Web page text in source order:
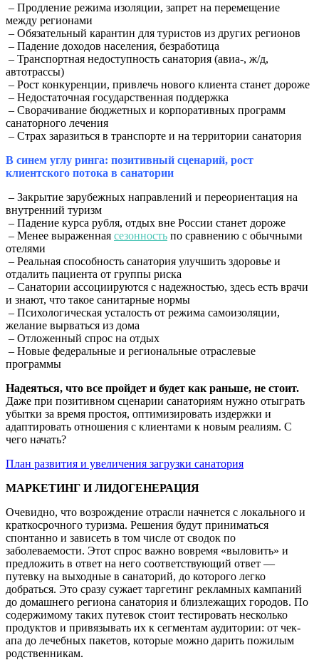
– Продление режима изоляции, запрет на перемещение
между регионами
– Обязательный карантин для туристов из других регионов
– Падение доходов населения, безработица
– Транспортная недоступность санатория (авиа-, ж/д,
автотрассы)
– Рост конкуренции, привлечь нового клиента станет дороже
– Недостаточная государственная поддержка
– Сворачивание бюджетных и корпоративных программ
санаторного лечения
– Страх заразиться в транспорте и на территории санатория
В синем углу ринга: позитивный сценарий, рост
клиентского потока в санатории
– Закрытие зарубежных направлений и переориентация на
внутренний туризм
– Падение курса рубля, отдых вне России станет дороже
– Менее выраженная сезонность по сравнению с обычными
отелями
– Реальная способность санатория улучшить здоровье и
отдалить пациента от группы риска
– Санатории ассоциируются с надежностью, здесь есть врачи
и знают, что такое санитарные нормы
– Психологическая усталость от режима самоизоляции,
желание вырваться из дома
– Отложенный спрос на отдых
– Новые федеральные и региональные отраслевые
программы
Надеяться, что все пройдет и будет как раньше, не стоит.
Даже при позитивном сценарии санаториям нужно отыграть
убытки за время простоя, оптимизировать издержки и
адаптировать отношения с клиентами к новым реалиям. С
чего начать?
План развития и увеличения загрузки санатория
МАРКЕТИНГ И ЛИДОГЕНЕРАЦИЯ
Очевидно, что возрождение отрасли начнется с локального и
краткосрочного туризма. Решения будут приниматься
спонтанно и зависеть в том числе от сводок по
заболеваемости. Этот спрос важно вовремя «выловить» и
предложить в ответ на него соответствующий ответ —
путевку на выходные в санаторий, до которого легко
добраться. Это сразу сужает таргетинг рекламных кампаний
до домашнего региона санатория и близлежащих городов. По
содержимому таких путевок стоит тестировать несколько
продуктов и привязывать их к сегментам аудитории: от чек-
апа до лечебных пакетов, которые можно дарить пожилым
родственникам.